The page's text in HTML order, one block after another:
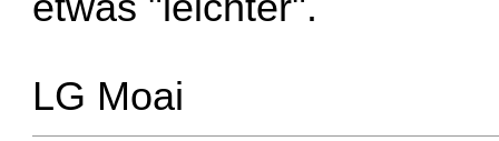
LG Moai